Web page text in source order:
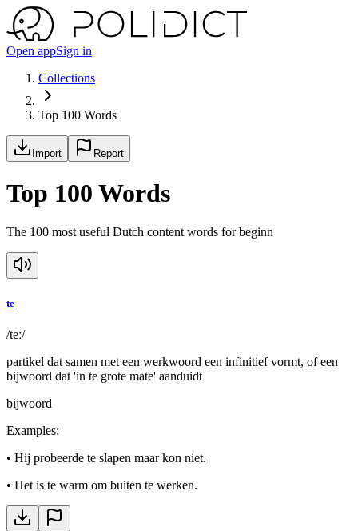
Open appSign in
Collections
Top 100 Words
Import Report
Top 100 Words
The 100 most useful Dutch content words for beginn
te
/teː/
partikel dat samen met een werkwoord een infinitief vormt, of een
bijwoord dat 'in te grote mate' aanduidt
bijwoord
Examples:
• Hij probeerde te slapen maar kon niet.
• Het is te warm om buiten te werken.